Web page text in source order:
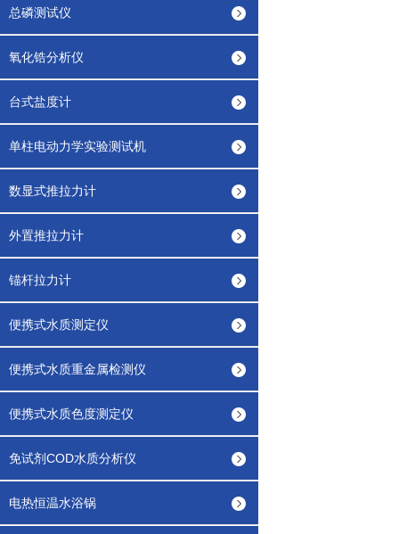
总磷测试仪
氧化锆分析仪
台式盐度计
单柱电动力学实验测试机
数显式推拉力计
外置推拉力计
锚杆拉力计
便携式水质测定仪
便携式水质重金属检测仪
便携式水质色度测定仪
免试剂COD水质分析仪
电热恒温水浴锅